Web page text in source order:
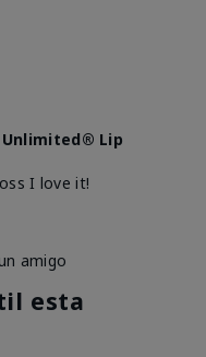
Lip
I love it!
amigo
esta